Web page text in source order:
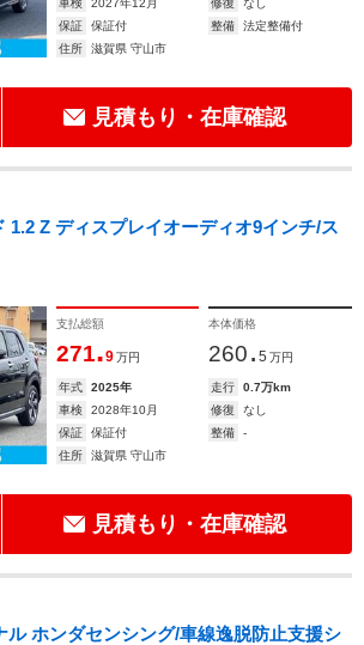
車検 2027年12月 修復
なし
保証
保証付 整備
法定整備付
住所
滋賀県 守山市
見積もり・在庫確認
1.2 Z ディスプレイオーディオ9インチ/ス
支払総額
271.9 万円
本体価格
260. 5 万円
年式 2025年 走行
0.7万km
車検
2028年10月 修復
なし
保証
保証付 整備
-
住所
滋賀県 守山市
見積もり・在庫確認
ル ホンダセンシング/車線逸脱防止支援シ